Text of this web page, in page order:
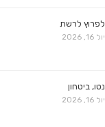
לפרוץ לרשת
יול 16, 2026
נטו, ביטחון
יול 16, 2026